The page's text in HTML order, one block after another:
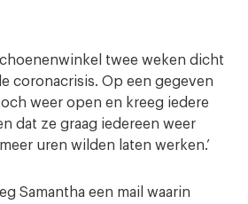
twee weken dicht
coronacrisis. Op een gegeven
weer open en kreeg iedere
dat ze graag iedereen weer
uren wilden laten werken.’
Samantha een mail waarin